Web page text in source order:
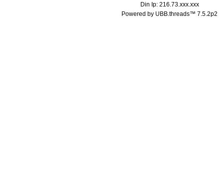
Din Ip: 216.73.xxx.xxx
Powered by UBB.threads™ 7.5.2p2